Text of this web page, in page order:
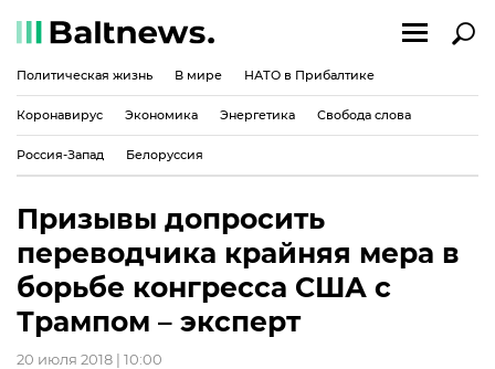
Политическая жизнь В мире НАТО в Прибалтике
Коронавирус Экономика Энергетика Свобода слова
Россия-Запад Белоруссия
Призывы допросить
переводчика крайняя мера в
борьбе конгресса США с
Трампом – эксперт
20 июля 2018 | 10:00